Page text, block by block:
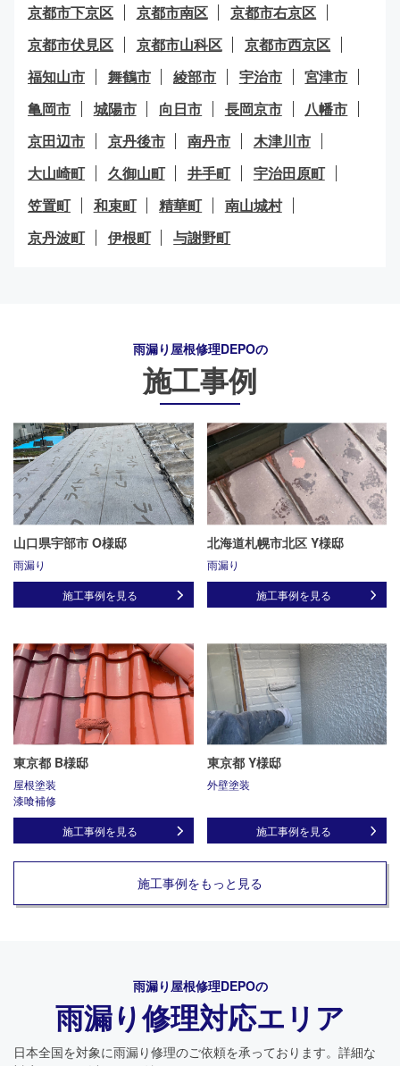
24時間365日対応
050-1883-0629
京都市下京区
京都市南区
京都市右京区
京都市伏見区
京都市山科区
京都市西京区
福知山市
舞鶴市 綾部市 宇治市
宮津市
亀岡市
城陽市 向日市 長岡京市
八幡市
京田辺市
京丹後市 南丹市
木津川市
大山崎町
久御山町 井手町
宇治田原町
笠置町
和束町 精華町
南山城村
京丹波町
伊根町 与謝野町
雨漏り屋根修理DEPOの
施工事例
山口県宇部市 O様邸
雨漏り
施工事例を見る
北海道札幌市北区 Y様邸
雨漏り
施工事例を見る
東京都 B様邸
屋根塗装
漆喰補修
施工事例を見る
東京都 Y様邸
外壁塗装
施工事例を見る
施工事例をもっと見る
雨漏り屋根修理DEPOの
雨漏り修理対応エリア
日本全国を対象に雨漏り修理のご依頼を承っております。詳細な